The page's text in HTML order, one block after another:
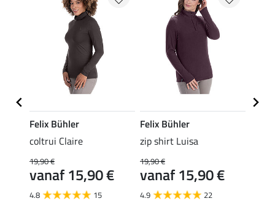
Felix Bühler
coltrui Claire
19,90 €
vanaf 15,90 €
4.8 15
Felix Bühler
zip shirt Luisa
19,90 €
vanaf 15,90 €
4.9 22